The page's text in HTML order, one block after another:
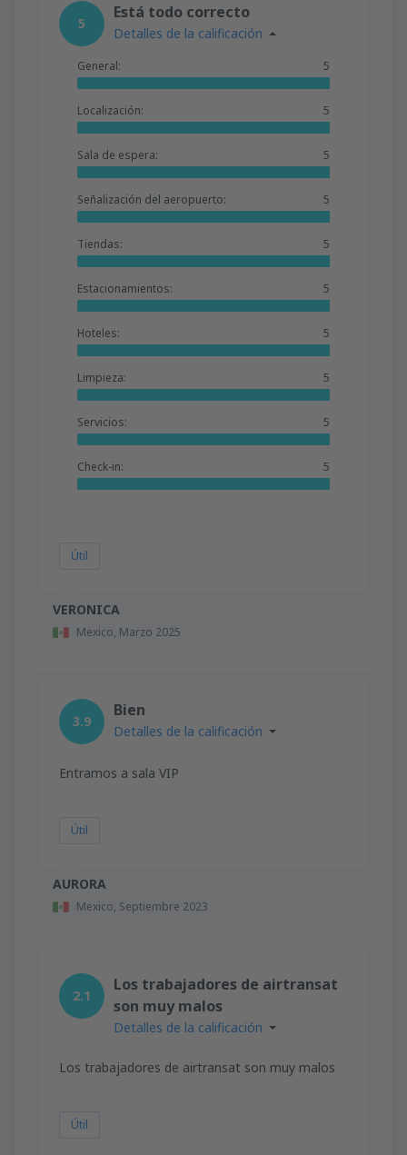
VERONICA
Mexico, Marzo 2025
5
Está todo correcto
Detalles de la calificación
General: 5
Localización: 5
Sala de espera: 5
Señalización del aeropuerto: 5
Tiendas: 5
Estacionamientos: 5
Hoteles: 5
Limpieza: 5
Servicios: 5
Check-in: 5
Útil
AURORA
Mexico, Septiembre 2023
3.9
Bien
Detalles de la calificación
Entramos a sala VIP
Útil
2.1
Los trabajadores de airtransat
son muy malos
Detalles de la calificación
Los trabajadores de airtransat son muy malos
Útil